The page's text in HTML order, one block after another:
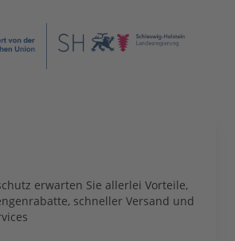
erwarten Sie allerlei Vorteile,
schneller Versand und